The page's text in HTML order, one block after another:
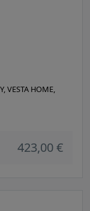
VESTA HOME,
423,00 €